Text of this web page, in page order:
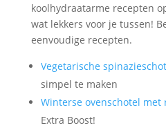
koolhydraatarme recepten
wat lekkers voor je tussen!
eenvoudige recepten.
Vegetarische
simpel te maken
Winterse ovenschotel met
Extra Boost!